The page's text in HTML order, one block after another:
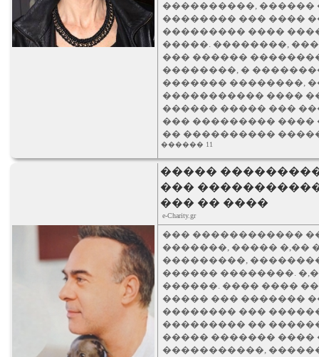
����������, ������
�������� ��� ����
��������� ����
�����. ��������,
��� ������
��������, �
������� ��������,
����������� ����
������ ����� ���
��� ���������
�� ����������
������ 11
�����
���
��� �� ����
e-Charity.gr
��� ������������
�������, ����� �,��
���������,
������ ��������.
������. ���� ����
����� ��� �������
�������� ���
��������� ��
����� �������
�����������,